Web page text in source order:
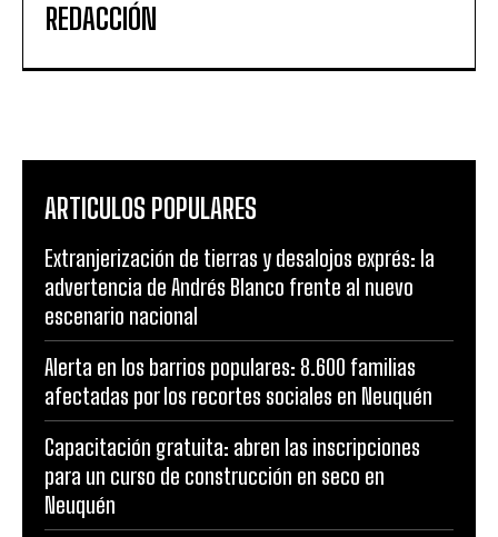
REDACCIÓN
ARTICULOS POPULARES
Extranjerización de tierras y desalojos exprés: la
advertencia de Andrés Blanco frente al nuevo
escenario nacional
Alerta en los barrios populares: 8.600 familias
afectadas por los recortes sociales en Neuquén
Capacitación gratuita: abren las inscripciones
para un curso de construcción en seco en
Neuquén